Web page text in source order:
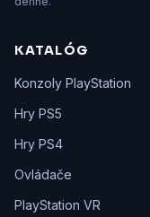
KATALÓG
Konzoly PlayStation
Hry PS5
Hry PS4
Ovládače
PlayStation VR